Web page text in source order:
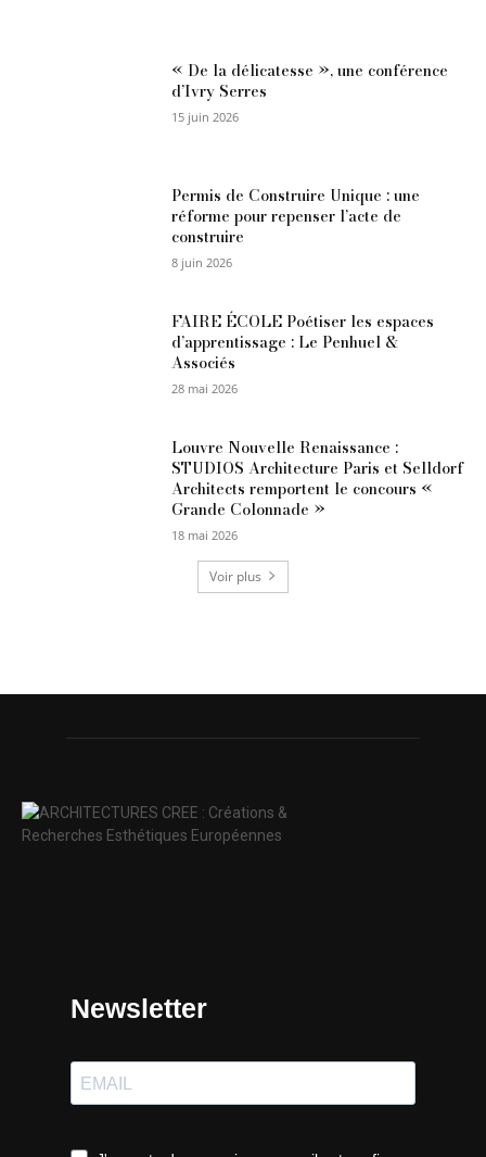
« De la délicatesse », une conférence
d’Ivry Serres
15 juin 2026
Permis de Construire Unique : une
réforme pour repenser l’acte de
construire
8 juin 2026
FAIRE ÉCOLE Poétiser les espaces
d’apprentissage : Le Penhuel &
Associés
28 mai 2026
Louvre Nouvelle Renaissance :
STUDIOS Architecture Paris et Selldorf
Architects remportent le concours «
Grande Colonnade »
18 mai 2026
Voir plus